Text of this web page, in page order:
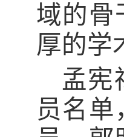
域的骨
厚的学
孟宪
员名